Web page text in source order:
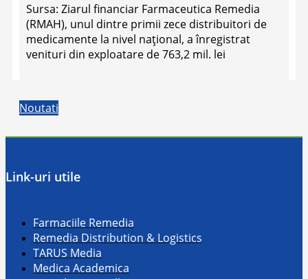
Sursa: Ziarul financiar Farmaceutica Remedia
(RMAH), unul dintre primii zece distribuitori de
medicamente la nivel naţional, a înregistrat
venituri din exploatare de 763,2 mil. lei
Noutati
Link-uri utile
Farmaciile Remedia
Remedia Distribution & Logistics
TARUS Media
Medica Academica